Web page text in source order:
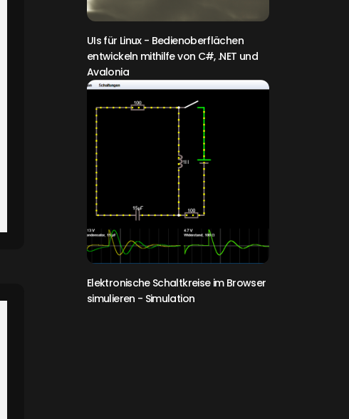
UIs für Linux - Bedienoberflächen
entwickeln mithilfe von C#, .NET und
Avalonia
Elektronische Schaltkreise im Browser
simulieren - Simulation